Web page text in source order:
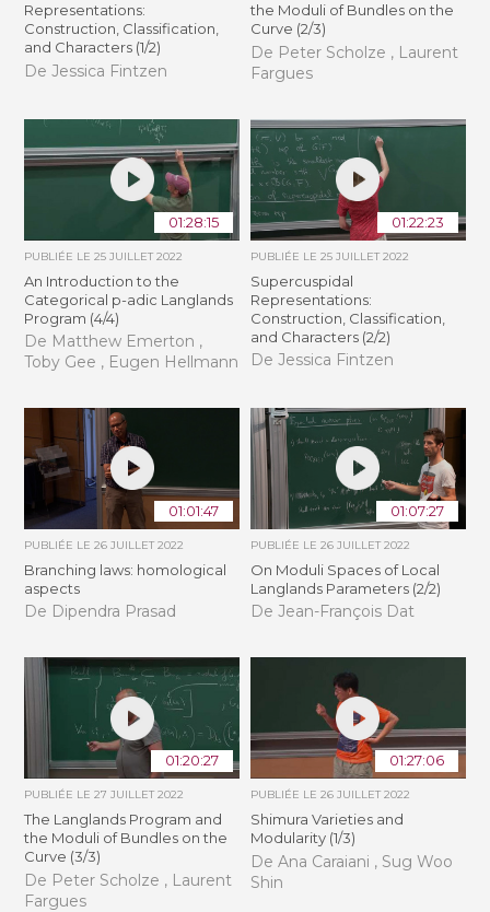
Representations:
Construction, Classification,
and Characters (1/2)
De Jessica Fintzen
the Moduli of Bundles on the
Curve (2/3)
De Peter Scholze , Laurent
Fargues
01:28:15
PUBLIÉE LE25 JUILLET 2022
An Introduction to the
Categorical p-adic Langlands
Program (4/4)
De Matthew Emerton ,
Toby Gee , Eugen Hellmann
01:22:23
PUBLIÉE LE 25 JUILLET 2022
Supercuspidal
Representations:
Construction, Classification,
and Characters (2/2)
De Jessica Fintzen
01:01:47
PUBLIÉE LE26 JUILLET 2022
Branching laws: homological
aspects
De Dipendra Prasad
01:07:27
PUBLIÉE LE 26 JUILLET 2022
On Moduli Spaces of Local
Langlands Parameters (2/2)
De Jean-François Dat
01:20:27
PUBLIÉE LE27 JUILLET 2022
The Langlands Program and
the Moduli of Bundles on the
Curve (3/3)
De Peter Scholze , Laurent
Fargues
01:27:06
PUBLIÉE LE 26 JUILLET 2022
Shimura Varieties and
Modularity (1/3)
De Ana Caraiani , Sug Woo
Shin